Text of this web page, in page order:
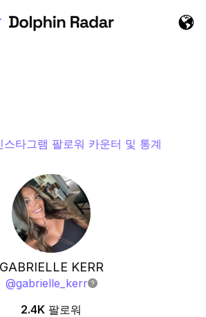
타그램 팔로워 카운터 및 통계
GABRIELLE KERR
@gabrielle_kerr
2.4K 팔로워